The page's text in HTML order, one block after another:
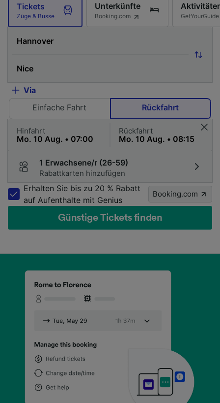
Tickets
Züge & Busse
Unterkünfte
Booking.com GetYourGuide
Via
Einfache Fahrt
Rückfahrt
Hinfahrt Rückfahrt
1 Erwachsene/r (26-59)
Rabattkarten hinzufügen
Erhalten Sie bis zu 20 % Rabatt
auf Aufenthalte mit Genius
Booking.com
Günstige Tickets finden